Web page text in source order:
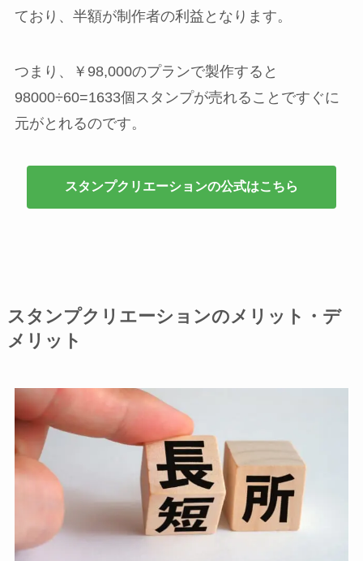
ており、半額が制作者の利益となります。
つまり、￥98,000のプランで製作すると
98000÷60=1633個スタンプが売れることですぐに
元がとれるのです。
スタンプクリエーションの公式はこちら
スタンプクリエーションのメリット・デ
メリット